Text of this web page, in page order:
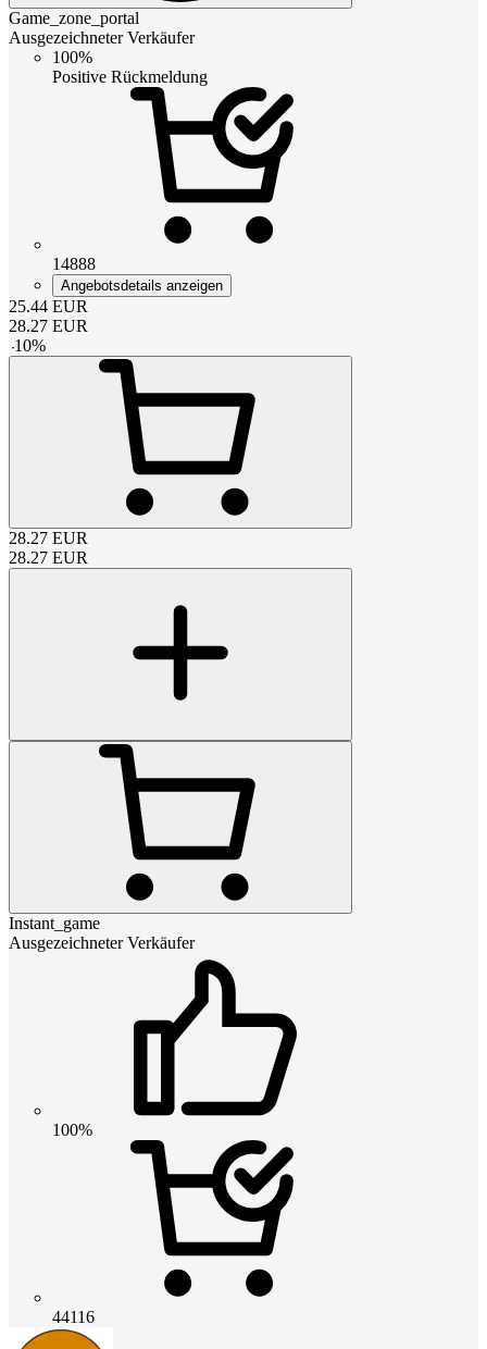
Game_zone_portal
Ausgezeichneter Verkäufer
100%
Positive Rückmeldung
14888
Angebotsdetails anzeigen
25.44 EUR
28.27 EUR
-10%
28.27 EUR
28.27 EUR
Instant_game
Ausgezeichneter Verkäufer
100%
44116